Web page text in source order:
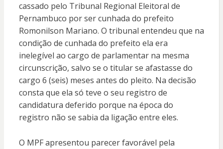
cassado pelo Tribunal Regional Eleitoral de
Pernambuco por ser cunhada do prefeito
Romonilson Mariano. O tribunal entendeu que na
condição de cunhada do prefeito ela era
inelegível ao cargo de parlamentar na mesma
circunscrição, salvo se o titular se afastasse do
cargo 6 (seis) meses antes do pleito. Na decisão
consta que ela só teve o seu registro de
candidatura deferido porque na época do
registro não se sabia da ligação entre eles.
O MPF apresentou parecer favorável pela